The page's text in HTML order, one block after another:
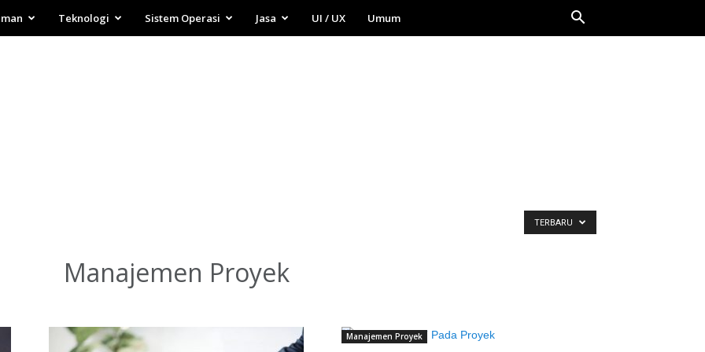
Teknologi Sistem Operasi Jasa UI / UX Umum
Manajemen Proyek
TERBARU
Manajemen Proyek